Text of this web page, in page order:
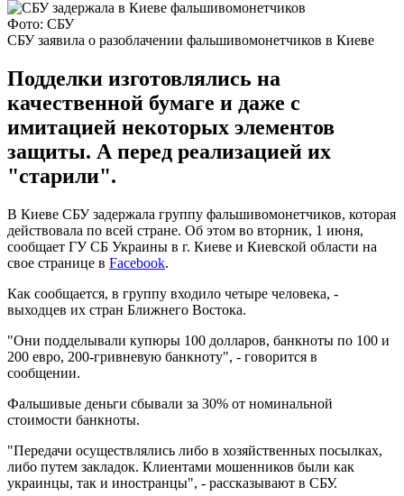
Фото: СБУ
СБУ заявила о разоблачении фальшивомонетчиков в Киеве
Подделки изготовлялись на
качественной бумаге и даже с
имитацией некоторых элементов
защиты. А перед реализацией их
"старили".
В Киеве СБУ задержала группу фальшивомонетчиков, которая
действовала по всей стране. Об этом во вторник, 1 июня,
сообщает ГУ СБ Украины в г. Киеве и Киевской области на
свое странице в Facebook.
Как сообщается, в группу входило четыре человека, -
выходцев их стран Ближнего Востока.
"Они подделывали купюры 100 долларов, банкноты по 100 и
200 евро, 200-гривневую банкноту", - говорится в
сообщении.
Фальшивые деньги сбывали за 30% от номинальной
стоимости банкноты.
"Передачи осуществлялись либо в хозяйственных посылках,
либо путем закладок. Клиентами мошенников были как
украинцы, так и иностранцы", - рассказывают в СБУ.